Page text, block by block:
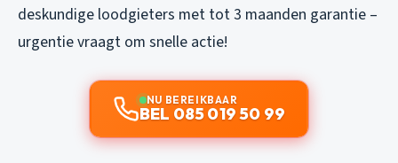
deskundige loodgieters met tot 3 maanden garantie –
urgentie vraagt om snelle actie!
NU BEREIKBAAR
BEL 085 019 50 99